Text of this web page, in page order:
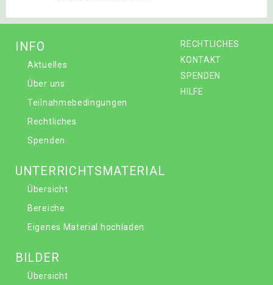
RECHTLICHES
KONTAKT
SPENDEN
HILFE
INFO
Aktuelles
Über uns
Teilnahmebedingungen
Rechtliches
Spenden
UNTERRICHTSMATERIAL
Übersicht
Bereiche
Eigenes Material hochladen
BILDER
Übersicht